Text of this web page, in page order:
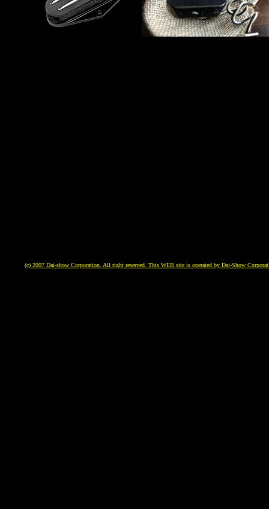
(c) 2007 Dai-show Corporation. All right reserved. This WEB site is operated by Dai-Show